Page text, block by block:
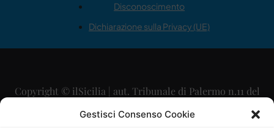
Gestisci Consenso Cookie
Disconoscimento
Dichiarazione sulla Privacy (UE)
Copyright © ilSicilia | aut. Tribunale di Palermo n.11 del
29/09/2015